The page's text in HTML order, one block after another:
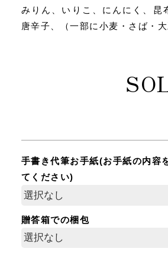
みりん、いりこ、にんにく、昆
唐辛子、（一部に小麦・さば・大
手書き代筆お手紙(お手紙の内容
てください)
贈答箱での梱包